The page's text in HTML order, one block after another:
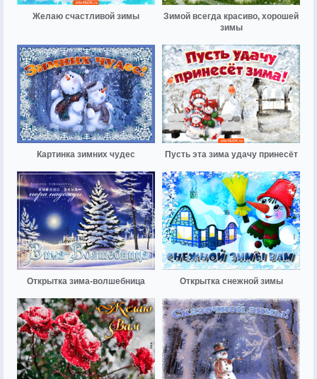
Желаю счастливой зимы
Зимой всегда красиво, хорошей
зимы
Картинка зимних чудес Пусть эта зима удачу принесёт
Открытка зима-волшебница Открытка снежной зимы